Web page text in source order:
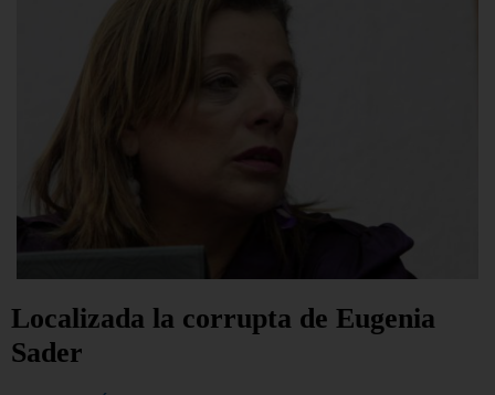
Localizada la corrupta de Eugenia
Sader